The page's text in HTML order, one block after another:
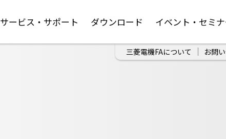
サービス・サポート ダウンロード イベント・セミ
三菱電機FAについて お問